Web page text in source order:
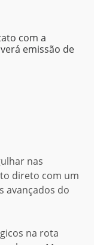
com a
emissão de
nas
direto com um
avançados do
na rota